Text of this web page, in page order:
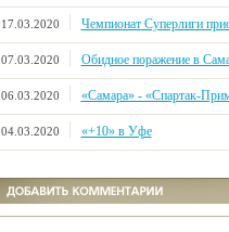
17.03.2020 Чемпионат Суперлиги
07.03.2020 Обидное поражение в
06.03.2020 «Самара» - «Спартак-
04.03.2020 «+10» в Уфе